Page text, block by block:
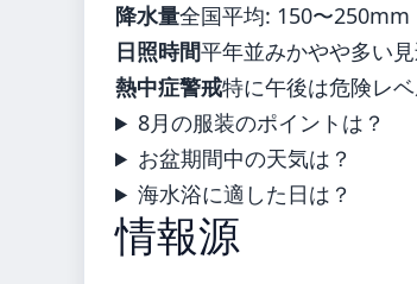
降水量全国平均: 150〜250mm
日照時間平年並みかやや多い
熱中症警戒特に午後は危険レベ
8月の服装のポイントは？
お盆期間中の天気は？
海水浴に適した日は？
情報源